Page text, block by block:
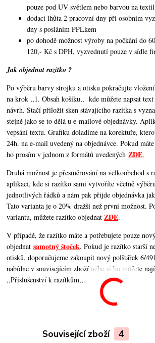
pouze pod UV světlem nebo barvou na textil
dodací lhůta 2 pracovní dny při osobním
dny s posláním PPLkem
po dohodě možnost výroby na počkání do
120,- Kč s DPH, vyzvednutí pouze v sídle
Jak objednat razítko ?
Po výběru barvy strojku a otisku pokračujte
na krok ,,1. Obsah košíku,, kde můžete napsat
návrh. Stačí přiložit sken stávajícího razítka s
stejně jako se to dělá u e-mailové objednávky.
vepsání textu. Grafiku doladíme na korektuře,
24h. na e-mail uvedený na objednávce. Pokud
ho prosím v jednom z formátů uvedenýchZDE.
Druhá možnost je přesměrování na velkoobchod s
aplikaci, kde si razítko sami vytvoříte včetně
jednotlivých řádků a nám pak přijde objednávka
Tato varianta je o 20% dražší než první možnost.
variantu, můžete razítko objednatZDE.
V případě, že razítko máte a potřebujete pouze
objednatsamotný štoček. Pokud je razítko starší
otisků, doporučujeme zakoupit nový polštářek 6/
nabídne v souvisejícím zboží nebo si ho můžete
,,Příslušenství k razítkům,,.
Související zboží 4